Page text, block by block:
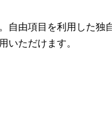
自由項目を利用した独
いただけます。